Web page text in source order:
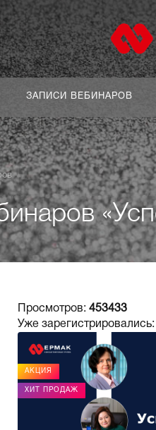
ЗАПИСИ ВЕБИНАРОВ
Просмотров: 453433
Уже зарегистрировались:
АКЦИЯ
ХИТ ПРОДАЖ